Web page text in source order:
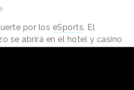
por los eSports. El
se abrirá en el hotel y casino